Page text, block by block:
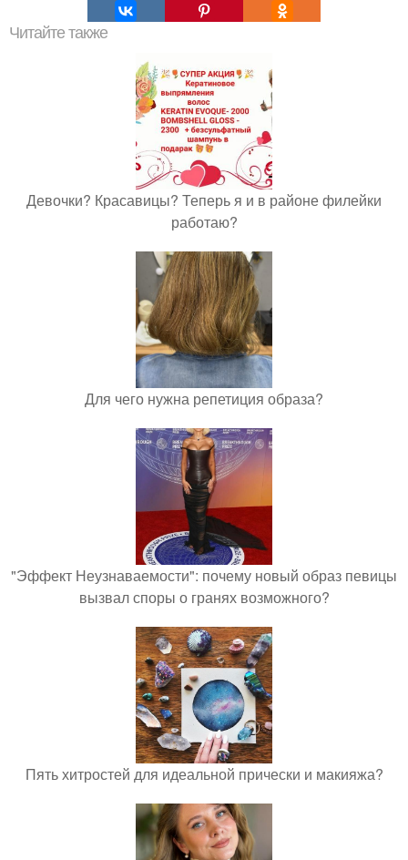
Читайте также
Девочки? Красавицы? Теперь я и в районе филейки
работаю?
Для чего нужна репетиция образа?
"Эффект Неузнаваемости": почему новый образ певицы
вызвал споры о гранях возможного?
Пять хитростей для идеальной прически и макияжа?